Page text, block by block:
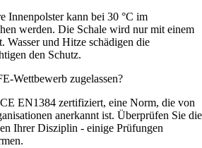
Innenpolster kann bei 30 °C im
werden. Die Schale wird nur mit einem
Wasser und Hitze schädigen die
den Schutz.
Wettbewerb zugelassen?
EN1384 zertifiziert, eine Norm, die von
anerkannt ist. Überprüfen Sie die
Ihrer Disziplin - einige Prüfungen